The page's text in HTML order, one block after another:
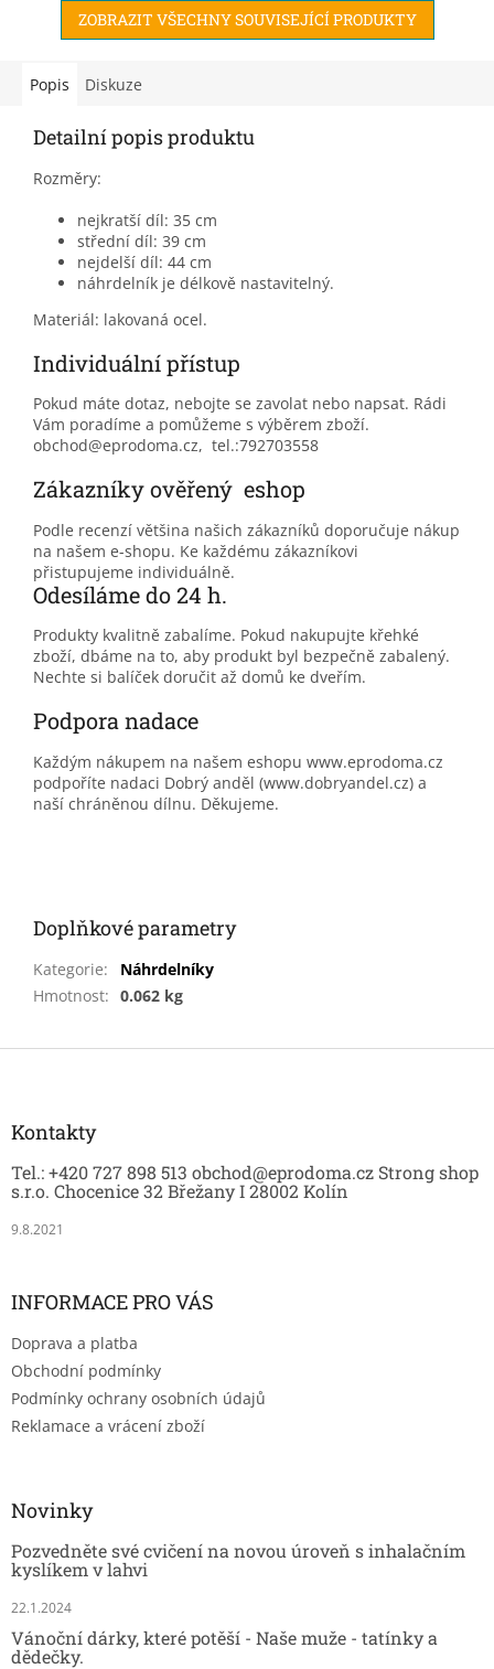
ZOBRAZIT VŠECHNY SOUVISEJÍCÍ PRODUKTY
Popis Diskuze
Detailní popis produktu
Rozměry:
nejkratší díl: 35 cm
střední díl: 39 cm
nejdelší díl: 44 cm
náhrdelník je délkově nastavitelný.
Materiál: lakovaná ocel.
Individuální přístup
Pokud máte dotaz, nebojte se zavolat nebo napsat. Rádi
Vám poradíme a pomůžeme s výběrem zboží.
obchod@eprodoma.cz, tel.:792703558
Zákazníky ověřený eshop
Podle recenzí většina našich zákazníků doporučuje nákup
na našem e-shopu. Ke každému zákazníkovi
přistupujeme individuálně.
Odesíláme do 24 h.
Produkty kvalitně zabalíme. Pokud nakupujte křehké
zboží, dbáme na to, aby produkt byl bezpečně zabalený.
Nechte si balíček doručit až domů ke dveřím.
Podpora nadace
Každým nákupem na našem eshopu www.eprodoma.cz
podpoříte nadaci Dobrý anděl (www.dobryandel.cz) a
naší chráněnou dílnu. Děkujeme.
Doplňkové parametry
Kategorie:
Náhrdelníky
Hmotnost: 0.062 kg
Z
Kontakty
Tel.: +420 727 898 513 obchod@eprodoma.cz Strong shop
s.r.o. Chocenice 32 Břežany I 28002 Kolín
9.8.2021
INFORMACE PRO VÁS
Doprava a platba
Obchodní podmínky
Podmínky ochrany osobních údajů
Reklamace a vrácení zboží
Novinky
Pozvedněte své cvičení na novou úroveň s inhalačním
kyslíkem v lahvi
22.1.2024
Vánoční dárky, které potěší - Naše muže - tatínky a
dědečky.